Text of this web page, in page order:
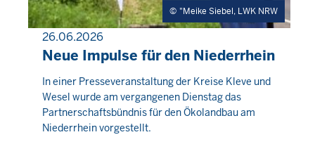
"Meike Siebel, LWK NRW
26.06.2026
PRESSEMITTEILUNG
Neue Impulse für den Niederrhein
Donnerstag,
6
August
2026
In einer Presseveranstaltung der Kreise Kleve und
Wesel wurde am vergangenen Dienstag das
Partnerschaftsbündnis für den Ökolandbau am
Niederrhein vorgestellt.